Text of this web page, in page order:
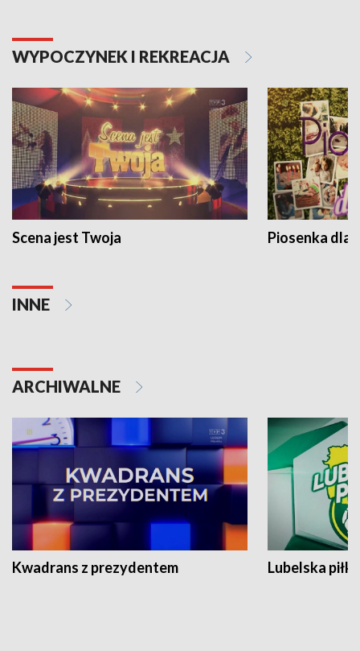
WYPOCZYNEK I REKREACJA
Scena jest Twoja Piosenka dla
INNE
ARCHIWALNE
Kwadrans z prezydentem Lubelska piłka